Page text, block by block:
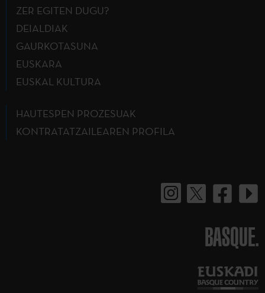
ZER EGITEN DUGU?
DEIALDIAK
GAURKOTASUNA
EUSKARA
EUSKAL KULTURA
HAUTESPEN PROZESUAK
KONTRATATZAILEAREN PROFILA
BASQUE.